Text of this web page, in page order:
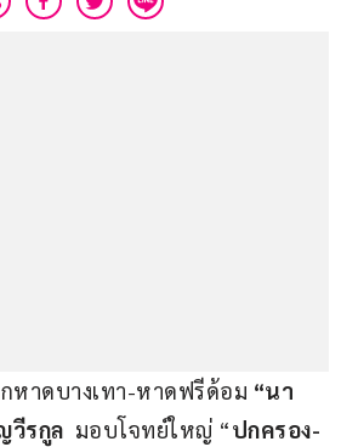
หาดบางเทา-หาดฟรีด้อม “นา
วีรกูล มอบโจทย์ใหญ่ “ปกครอง-